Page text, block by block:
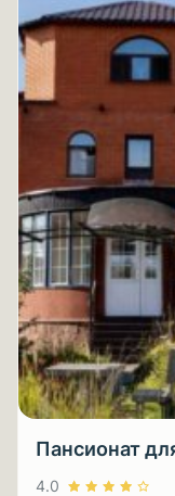
Пансионат
4.0